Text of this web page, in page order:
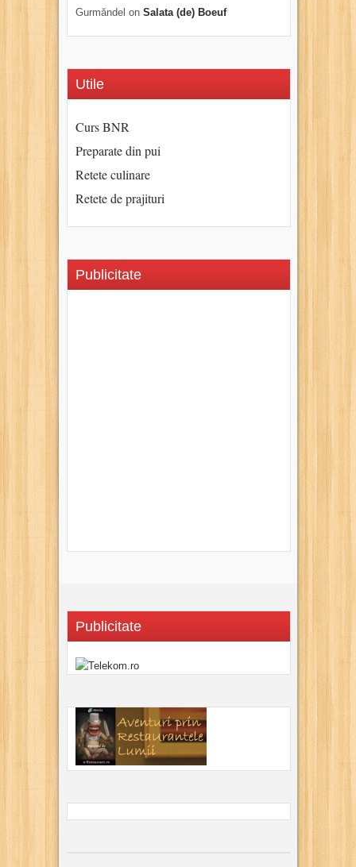
Gurmăndel on Salata (de) Boeuf
Utile
Curs BNR
Preparate din pui
Retete culinare
Retete de prajituri
Publicitate
Publicitate